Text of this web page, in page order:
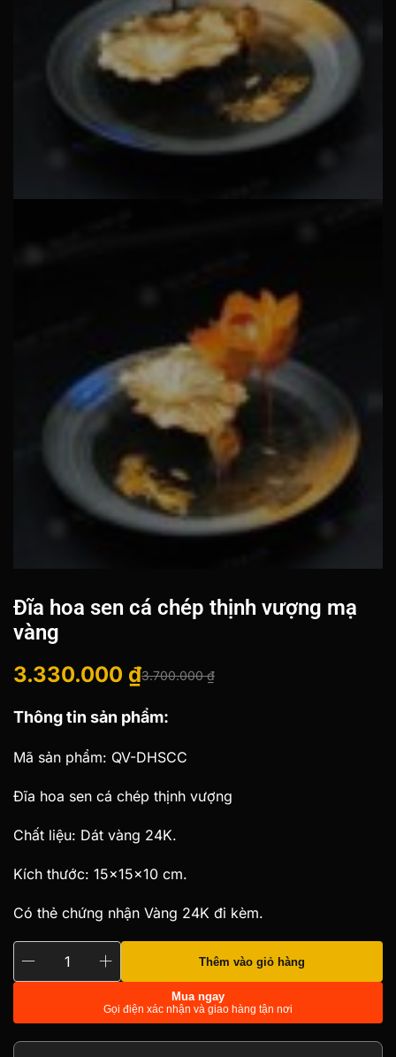
Đĩa hoa sen cá chép thịnh vượng mạ
vàng
3.700.000₫
Giá
gốc
là:
3.700.000 ₫.
3.330.000 ₫
Giá
hiện
tại
là:
Thông tin sản phẩm:
Mã sản phẩm: QV-DHSCC
Đĩa hoa sen cá chép thịnh vượng
Chất liệu: Dát vàng 24K.
Kích thước: 15x15x10 cm.
Có thẻ chứng nhận Vàng 24K đi kèm.
Thêm vào giỏ hàng
Mua ngay
Gọi điện xác nhận và giao hàng tận nơi